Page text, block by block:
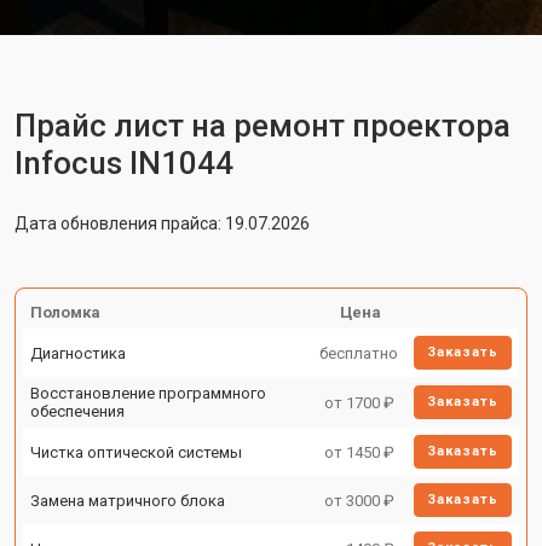
Прайс лист на ремонт проектора
Infocus IN1044
Дата обновления прайса: 19.07.2026
Поломка Цена
Диагностика бесплатно Заказать
Восстановление программного
обеспечения
от 1700 ₽ Заказать
Чистка оптической системы от 1450 ₽ Заказать
Замена матричного блока от 3000 ₽ Заказать